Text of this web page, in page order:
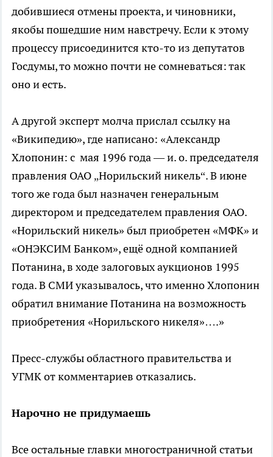
добившиеся отмены проекта, и чиновники,
якобы пошедшие ним навстречу. Если к этому
процессу присоединится кто-то из депутатов
Госдумы, то можно почти не сомневаться: так
оно и есть.
А другой эксперт молча прислал ссылку на
«Википедию», где написано: «Александр
Хлопонин: с мая 1996 года — и. о. председателя
правления ОАО „Норильский никель“. В июне
того же года был назначен генеральным
директором и председателем правления ОАО.
«Норильский никель» был приобретен «МФК» и
«ОНЭКСИМ Банком», ещё одной компанией
Потанина, в ходе залоговых аукционов 1995
года. В СМИ указывалось, что именно Хлопонин
обратил внимание Потанина на возможность
приобретения «Норильского никеля»….»
Пресс-службы областного правительства и
УГМК от комментариев отказались.
Нарочно не придумаешь
Все остальные главки многостраничной статьи